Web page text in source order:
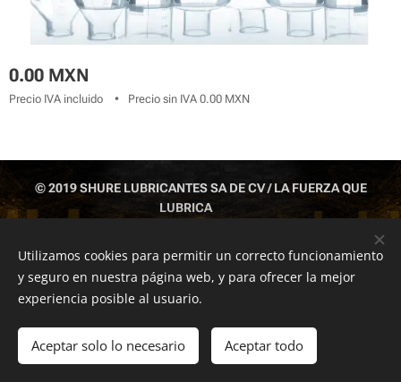
0.00 MXN
Precio IVA incluido Precio sin IVA 0.00 MXN
Añadir a la cesta
© 2019 SHURE LUBRICANTES SA DE CV / LA FUERZA QUE
LUBRICA
Cookies
Utilizamos cookies para permitir un correcto funcionamiento
y seguro en nuestra página web, y para ofrecer la mejor
experiencia posible al usuario.
Aceptar solo lo necesario Aceptar todo